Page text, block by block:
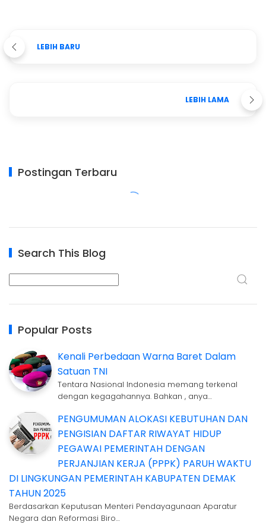
LEBIH BARU
LEBIH LAMA
Postingan Terbaru
Search This Blog
Popular Posts
Kenali Perbedaan Warna Baret Dalam
Satuan TNI
Tentara Nasional Indonesia memang terkenal
dengan kegagahannya. Bahkan , anya…
PENGUMUMAN ALOKASI KEBUTUHAN DAN
PENGISIAN DAFTAR RIWAYAT HIDUP
PEGAWAI PEMERINTAH DENGAN
PERJANJIAN KERJA (PPPK) PARUH WAKTU
DI LINGKUNGAN PEMERINTAH KABUPATEN DEMAK
TAHUN 2025
Berdasarkan Keputusan Menteri Pendayagunaan Aparatur
Negara dan Reformasi Biro…